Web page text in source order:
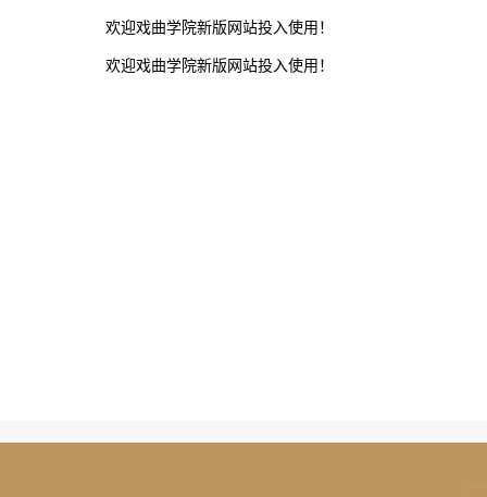
欢迎戏曲学院新版网站投入使用！
欢迎戏曲学院新版网站投入使用！